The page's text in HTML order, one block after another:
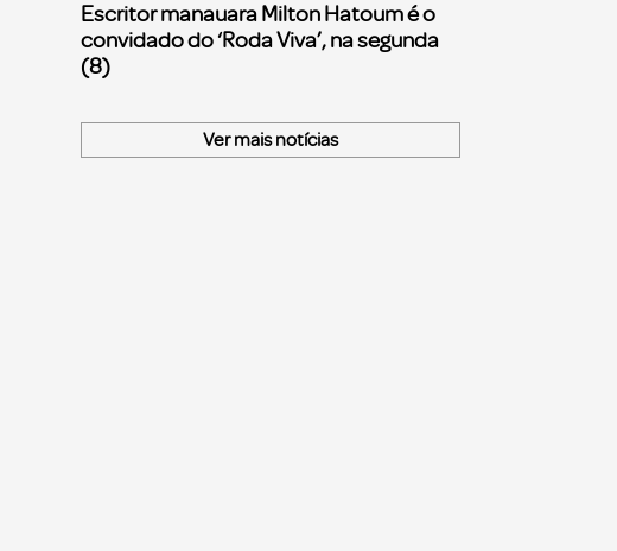
Escritor manauara Milton Hatoum é o
convidado do ‘Roda Viva’, na segunda
(8)
Ver mais notícias